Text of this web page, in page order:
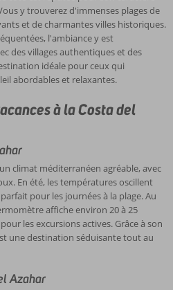
y trouverez d'immenses plages de
et de charmantes villes historiques.
l'ambiance y est
des villages authentiques et des
idéale pour ceux qui
abordables et relaxantes.
à la Costa del
climat méditerranéen agréable, avec
En été, les températures oscillent
pour les journées à la plage. Au
affiche environ 20 à 25
les excursions actives. Grâce à son
une destination séduisante tout au
Azahar